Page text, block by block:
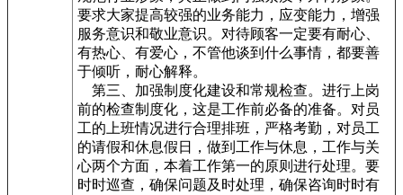
要求大家提高较强的业务能力，应变能力，增强
服务意识和敬业意识。对待顾客一定要有耐心、
有热心、有爱心，不管他谈到什么事情，都要善
于倾听，耐心解释。
第三、加强制度化建设和常规检查。进行上岗
前的检查制度化，这是工作前必备的准备。对员
工的上班情况进行合理排班，严格考勤，对员工
的请假和休息假日，做到工作与休息，工作与关
心两个方面，本着工作第一的原则进行处理。要
时时巡查，确保问题及时处理，确保咨询时时有